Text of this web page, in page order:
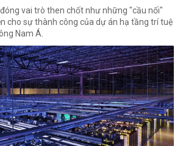
vai trò then chốt như những "cầu nối"
cho sự thành công của dự án hạ tầng trí tuệ
Nam Á.